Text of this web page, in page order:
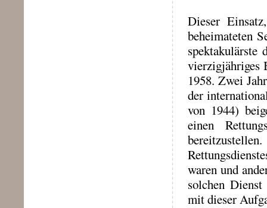
Dieser
beheimateten
spektakulärste
vierzigjähriges
1958. Zwei
der
von 1944)
einen
waren und
solchen
mit dieser